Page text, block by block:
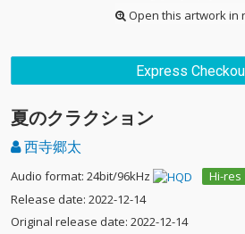
Open this artwork in
Express
夏のクラクション
西寺郷太
Audio format: 24bit/96kHz
Hi-res
Release date: 2022-12-14
Original release date: 2022-12-14